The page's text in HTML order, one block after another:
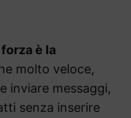
è la
molto veloce,
inviare messaggi,
senza inserire